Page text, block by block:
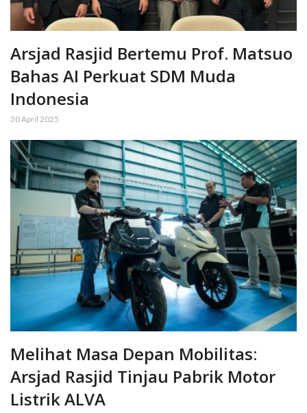
Arsjad Rasjid Bertemu Prof. Matsuo
Bahas AI Perkuat SDM Muda
Indonesia
30 April 2025
Melihat Masa Depan Mobilitas:
Arsjad Rasjid Tinjau Pabrik Motor
Listrik ALVA